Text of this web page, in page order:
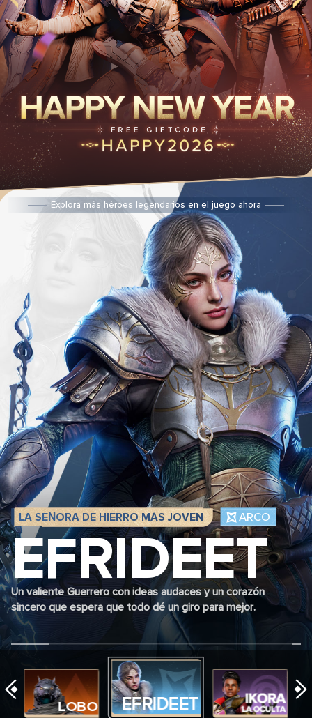
Explora más héroes legendarios en el juego ahora
LA SEÑORA DE HIERRO MÁS JOVEN ARCO
EFRIDEET
Un valiente Guerrero con ideas audaces y un corazón
sincero que espera que todo dé un giro para mejor.
LOBO EFRIDEET